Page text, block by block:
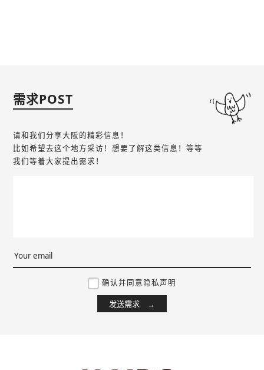
需求POST
请和我们分享大阪的精彩信息！
比如希望去这个地方采访！想要了解这类信息！等等
我们等着大家提出需求！
确认并同意隐私声明